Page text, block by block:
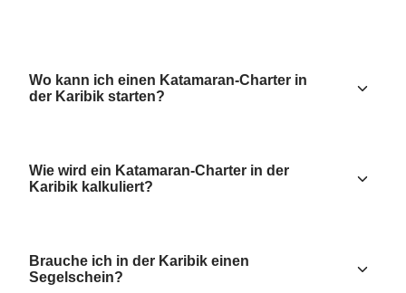
Wo kann ich einen Katamaran-Charter in
der Karibik starten?
Wie wird ein Katamaran-Charter in der
Karibik kalkuliert?
Brauche ich in der Karibik einen
Segelschein?